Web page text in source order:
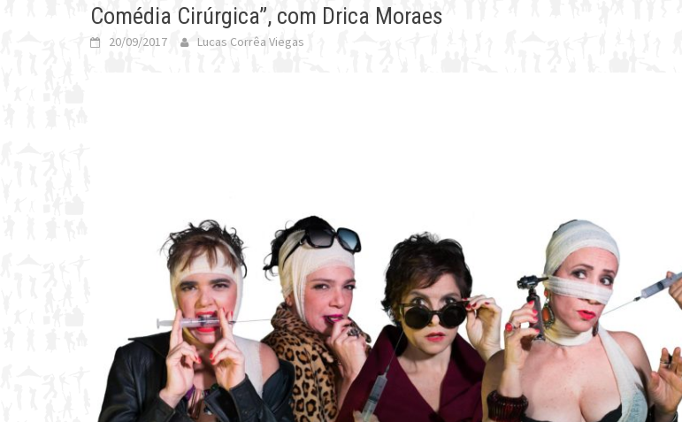
Comédia Cirúrgica”, com Drica Moraes
20/09/2017 Lucas Corrêa Viegas